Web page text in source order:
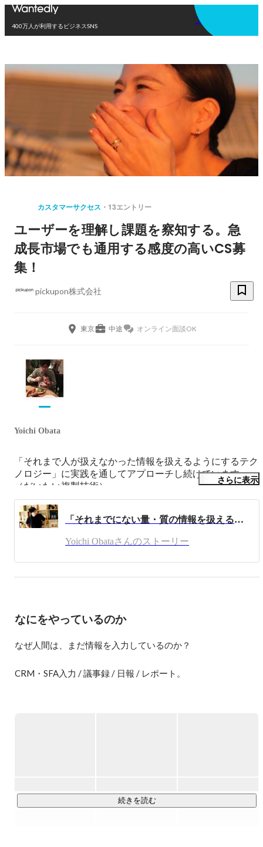
400万人が利用するビジネスSNS
アプリを使う
カスタマーサクセス 13エントリー
ユーザーを理解し課題を察知する。急
成長市場でも通用する感度の高いCS募
集！
pickupon株式会社
東京 中途 オンライン面談OK
Yoichi Obata
「それまで人が扱えなかった情報を扱えるようにするテク
ノロジー」に実践を通してアプローチし続けています。
（だいたい複製技術）
人と世界の接点・媒介・インターフェースや複製され扱わ
れるものに興味があります。
https://anchor.fm/miraise/episodes/10--pickupon-eiekai/a-a30hjot
さらに表示
「それまでにない量・質の情報を扱えるテクノロジーで新たな地平を切り開く！」モノづくりのはじまりから起業、今後のビジョンまで。
Yoichi Obataさんのストーリー
なにをやっているのか
なぜ人間は、まだ情報を入力しているのか？
CRM・SFA入力 / 議事録 / 日報 / レポート。
続きを読む